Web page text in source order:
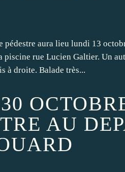
pédestre aura lieu lundi 13
piscine rue Lucien Galtier. Un
à droite. Balade très...
AU